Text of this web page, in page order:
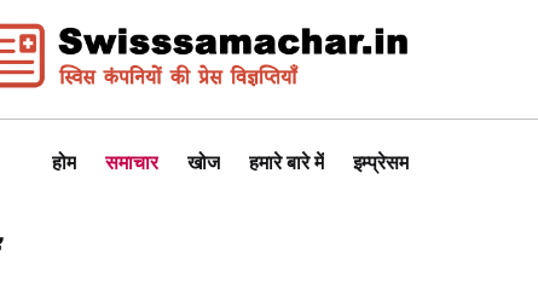
होम समाचार खोज हमारे बारे में इम्प्रेसम